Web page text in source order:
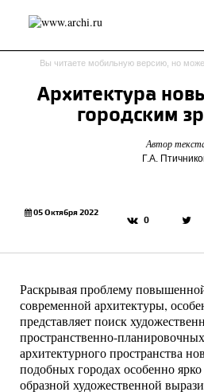
Россия Мир Технологии
Анонсы конкурсов
Дизайн
Иностранцы в России
Наследие
Вы читаете мобильную версию, но
Архитектура
городским
Автор
Г.А.
05 Октября 2022
0
Раскрывая проблему
современной архитектуры,
представляет поиск
пространственно-
архитектурного пространства
подобных городах особенно
образной художественной